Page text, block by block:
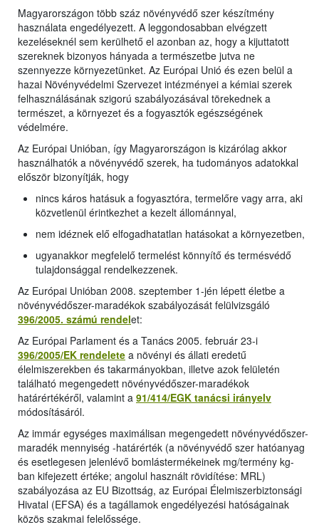
Magyarországon több száz növényvédő szer készítmény
használata engedélyezett. A leggondosabban elvégzett
kezeléseknél sem kerülhető el azonban az, hogy a kijuttatott
szereknek bizonyos hányada a természetbe jutva ne
szennyezze környezetünket. Az Európai Unió és ezen belül a
hazai Növényvédelmi Szervezet intézményei a kémiai szerek
felhasználásának szigorú szabályozásával törekednek a
természet, a környezet és a fogyasztók egészségének
védelmére.
Az Európai Unióban, így Magyarországon is kizárólag akkor
használhatók a növényvédő szerek, ha tudományos adatokkal
először bizonyítják, hogy
nincs káros hatásuk a fogyasztóra, termelőre vagy arra, aki
közvetlenül érintkezhet a kezelt állománnyal,
nem idéznek elő elfogadhatatlan hatásokat a környezetben,
ugyanakkor megfelelő termelést könnyítő és termésvédő
tulajdonsággal rendelkezzenek.
Az Európai Unióban 2008. szeptember 1-jén lépett életbe a
növényvédőszer-maradékok szabályozását felülvizsgáló
396/2005. számú rendelet:
Az Európai Parlament és a Tanács 2005. február 23-i
396/2005/EK rendelete a növényi és állati eredetű
élelmiszerekben és takarmányokban, illetve azok felületén
található megengedett növényvédőszer-maradékok
határértékéről, valamint a 91/414/EGK tanácsi irányelv
módosításáról.
Az immár egységes maximálisan megengedett növényvédőszer-
maradék mennyiség -határérték (a növényvédő szer hatóanyag
és esetlegesen jelenlévő bomlástermékeinek mg/termény kg-
ban kifejezett értéke; angolul használt rövidítése: MRL)
szabályozása az EU Bizottság, az Európai Élelmiszerbiztonsági
Hivatal (EFSA) és a tagállamok engedélyezési hatóságainak
közös szakmai felelőssége.